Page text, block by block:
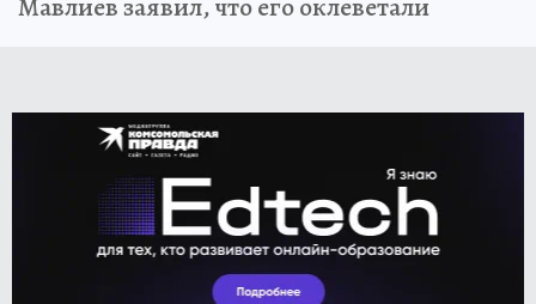
Мавлиев заявил, что его оклеветали